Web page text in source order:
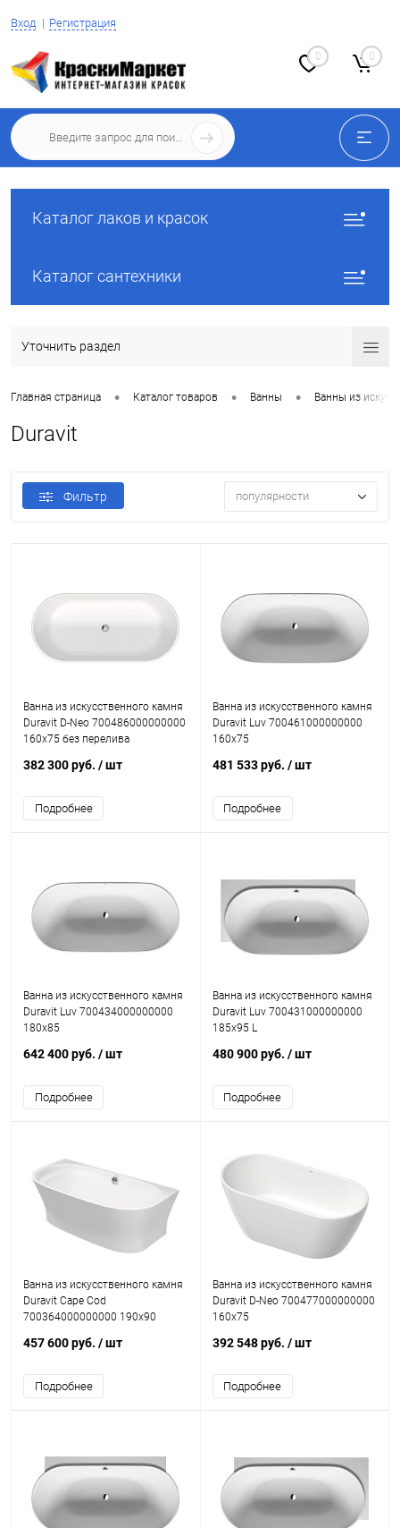
Вход Регистрация
0 0
Каталог лаков и красок
Каталог сантехники
Уточнить раздел
Главная страница • Каталог товаров • Ванны • Ванны из
Duravit
Фильтр популярности
Ванна из искусственного камня
Duravit D-Neo 700486000000000
160x75 без перелива
382 300 руб. / шт
Подробнее
Ванна из искусственного камня
Duravit Luv 700461000000000
160х75
481 533 руб. / шт
Подробнее
Ванна из искусственного камня
Duravit Luv 700434000000000
180х85
642 400 руб. / шт
Подробнее
Ванна из искусственного камня
Duravit Luv 700431000000000
185x95 L
480 900 руб. / шт
Подробнее
Ванна из искусственного камня
Duravit Cape Cod
700364000000000 190x90
457 600 руб. / шт
Подробнее
Ванна из искусственного камня
Duravit D-Neo 700477000000000
160x75
392 548 руб. / шт
Подробнее